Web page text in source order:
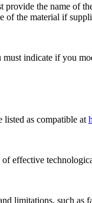
the name of
the material if
indicate if you
as compatible at
effective
limitations, such as